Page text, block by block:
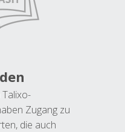
Zugang zu
die auch